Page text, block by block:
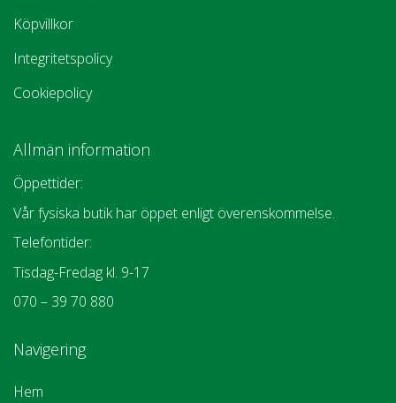
Köpvillkor
Integritetspolicy
Cookiepolicy
Allmän information
Öppettider:
Vår fysiska butik har öppet enligt överenskommelse.
Telefontider:
Tisdag-Fredag kl. 9-17
070 – 39 70 880
Navigering
Hem